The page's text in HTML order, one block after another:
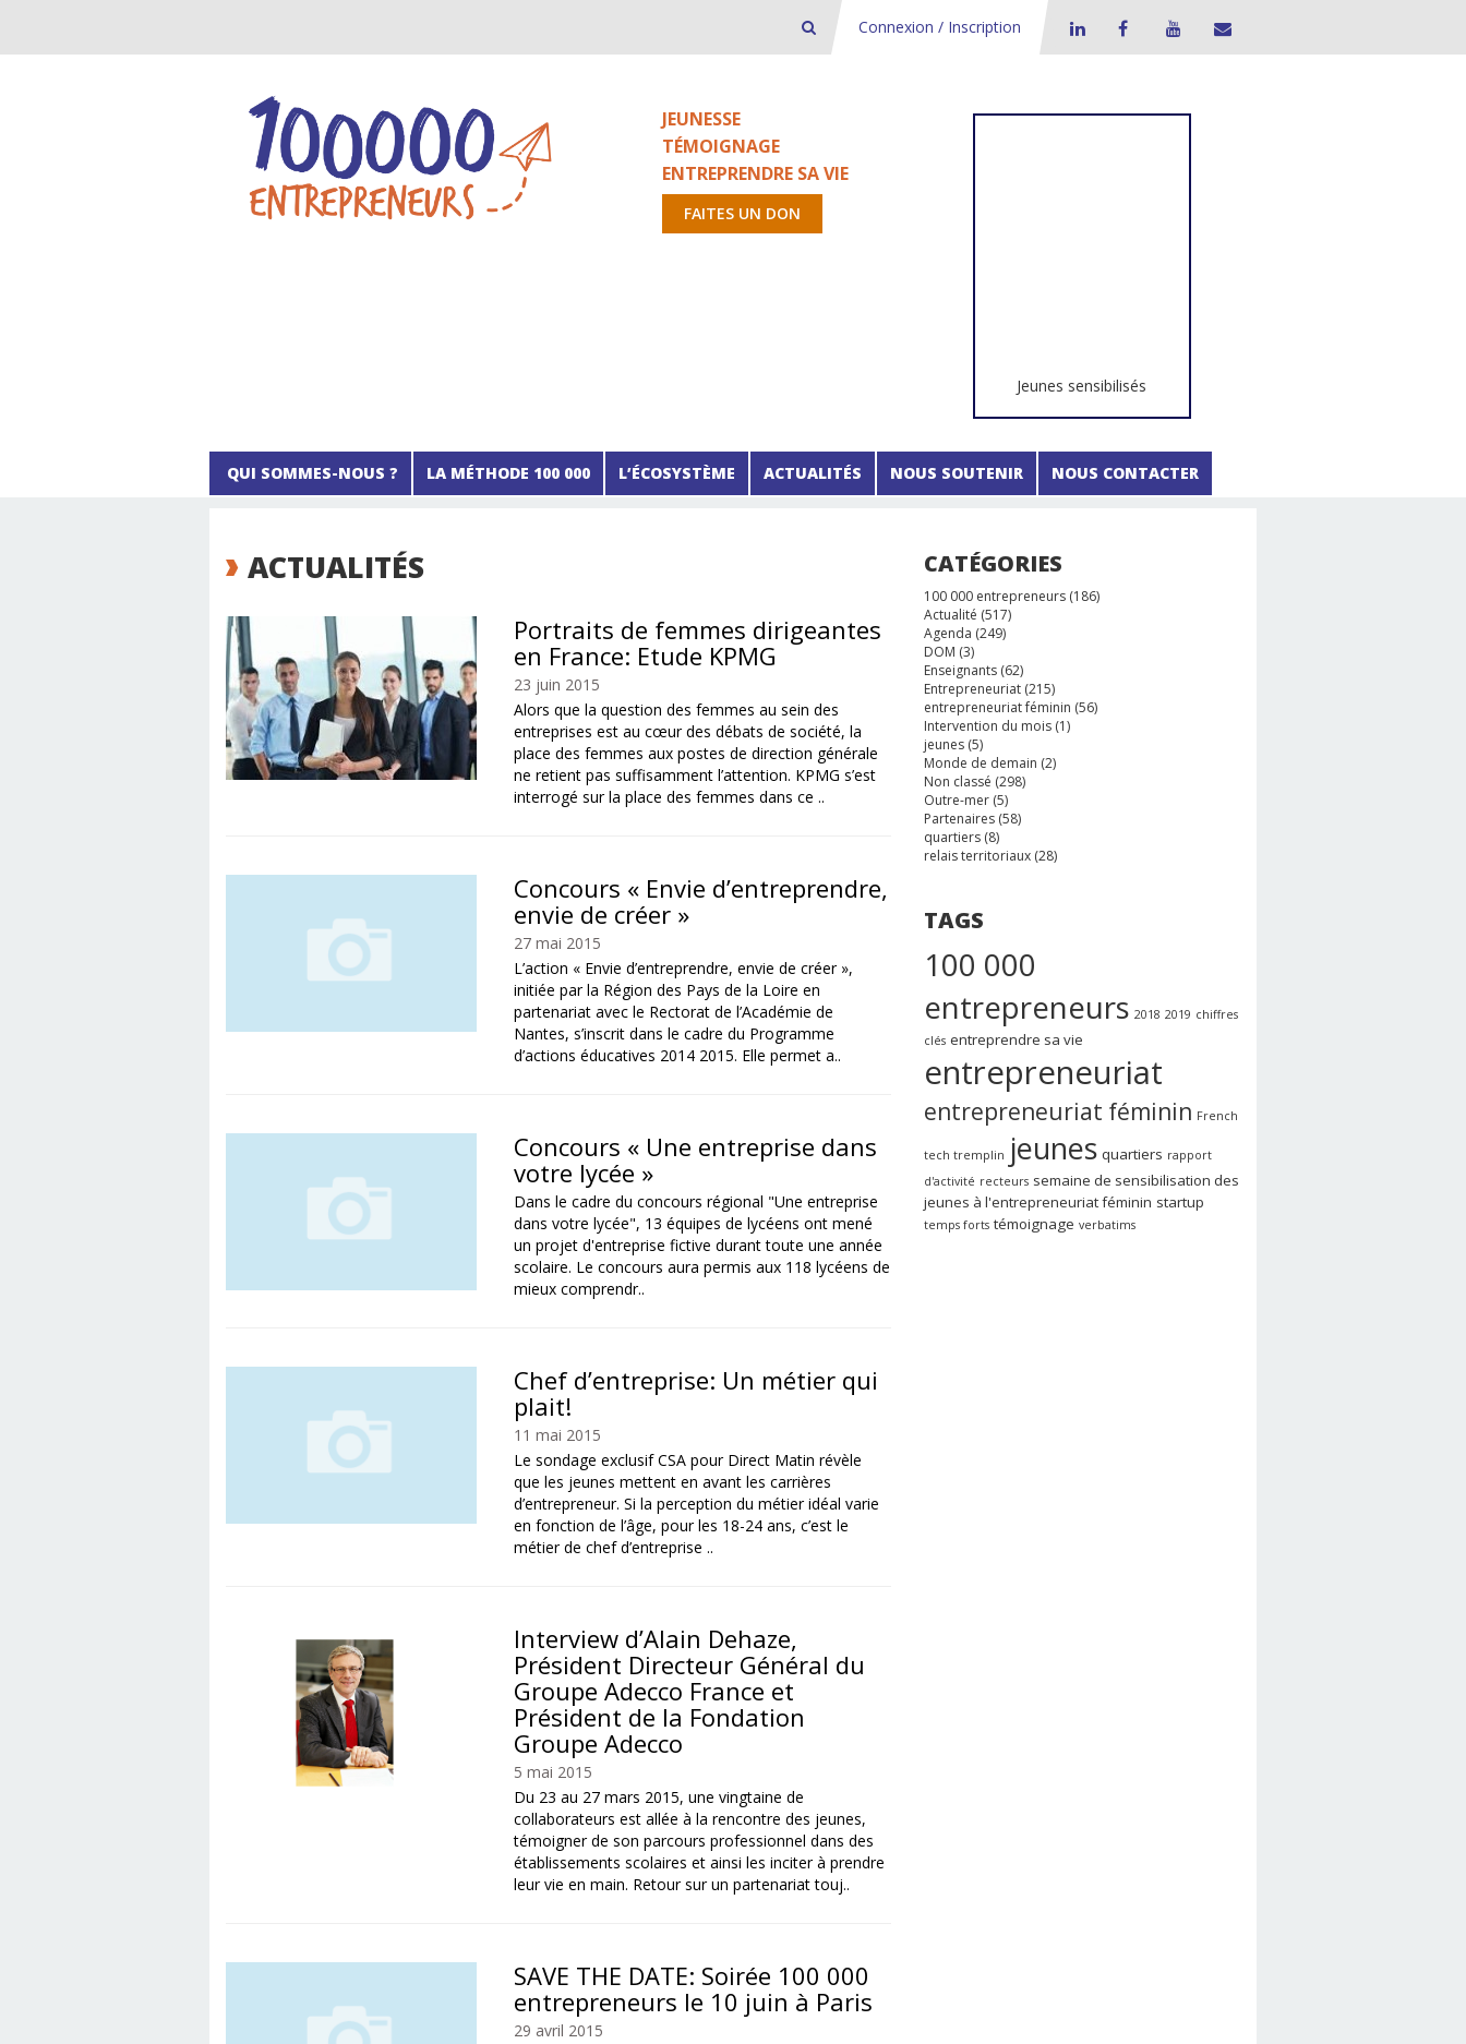
Connexion / Inscription
JEUNESSE
TÉMOIGNAGE
ENTREPRENDRE SA VIE
FAITES UN DON
Jeunes sensibilisés
QUI SOMMES-NOUS ? LA MÉTHODE 100 000 L’ÉCOSYSTÈME ACTUALITÉS NOUS SOUTENIR NOUS CONTACTER
ACTUALITÉS
Portraits de femmes dirigeantes
en France: Etude KPMG
23 juin 2015
Alors que la question des femmes au sein des
entreprises est au cœur des débats de société, la
place des femmes aux postes de direction générale
ne retient pas suffisamment l’attention. KPMG s’est
interrogé sur la place des femmes dans ce ..
Concours « Envie d’entreprendre,
envie de créer »
27 mai 2015
L’action « Envie d’entreprendre, envie de créer »,
initiée par la Région des Pays de la Loire en
partenariat avec le Rectorat de l’Académie de
Nantes, s’inscrit dans le cadre du Programme
d’actions éducatives 2014 2015. Elle permet a..
Concours « Une entreprise dans
votre lycée »
Dans le cadre du concours régional "Une entreprise
dans votre lycée", 13 équipes de lycéens ont mené
un projet d'entreprise fictive durant toute une année
scolaire. Le concours aura permis aux 118 lycéens de
mieux comprendr..
Chef d’entreprise: Un métier qui
plait!
11 mai 2015
Le sondage exclusif CSA pour Direct Matin révèle
que les jeunes mettent en avant les carrières
d’entrepreneur. Si la perception du métier idéal varie
en fonction de l’âge, pour les 18-24 ans, c’est le
métier de chef d’entreprise ..
Interview d’Alain Dehaze,
Président Directeur Général du
Groupe Adecco France et
Président de la Fondation
Groupe Adecco
5 mai 2015
Du 23 au 27 mars 2015, une vingtaine de
collaborateurs est allée à la rencontre des jeunes,
témoigner de son parcours professionnel dans des
établissements scolaires et ainsi les inciter à prendre
leur vie en main. Retour sur un partenariat touj..
SAVE THE DATE: Soirée 100 000
entrepreneurs le 10 juin à Paris
29 avril 2015
CATÉGORIES
100 000 entrepreneurs(186)
Actualité (517)
Agenda (249)
DOM (3)
Enseignants(62)
Entrepreneuriat(215)
entrepreneuriat féminin (56)
Intervention du mois(1)
jeunes(5)
Monde de demain (2)
Non classé (298)
Outre-mer(5)
Partenaires(58)
quartiers(8)
relais territoriaux(28)
TAGS
100 000
entrepreneurs 2018 2019 chiffres
clés entreprendre sa vie
entrepreneuriat
entrepreneuriat féminin French
tech tremplin jeunes quartiers rapport
d'activité recteurs semaine de sensibilisation des
jeunes à l'entrepreneuriat féminin startup
temps forts témoignage verbatims